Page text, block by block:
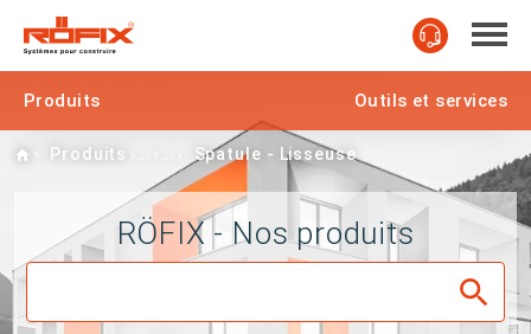
Produits Outils et services
Home
Produits Spatule - Lisseuse
RÖFIX - Nos produits